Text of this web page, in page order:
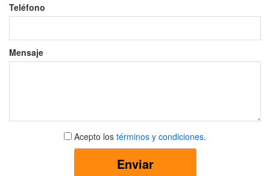
Teléfono
Mensaje
Aceptar
términos
Acepto los términos y condiciones.
Enviar